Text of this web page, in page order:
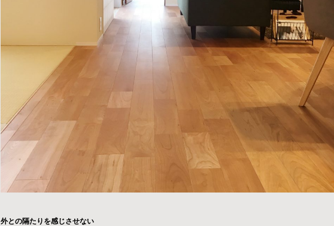
外との隔たりを感じさせない